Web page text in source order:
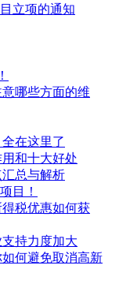
立项的通知
哪些方面的维
在这里了
和十大好处
总与解析
目！
税优惠如何获
持力度加大
何避免取消高新